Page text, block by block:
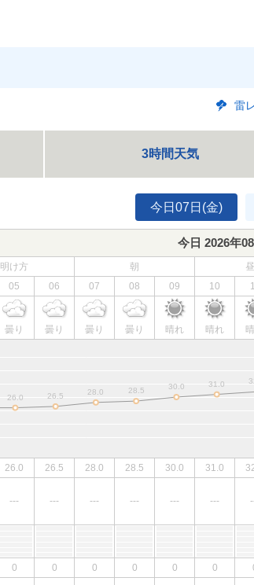
雷
3時間天気
今日07日(金)
今日 2026年
明け方 朝
05 06 07 08 09 10
曇り 曇り 曇り 曇り 晴れ 晴れ
26.0 26.5 28.0 28.5 30.0 31.0
--- --- --- --- --- ---
0 0 0 0 0 0